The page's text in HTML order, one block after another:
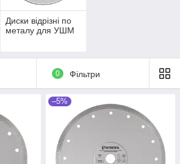
Диски відрізні по
металу для УШМ
0 Фільтри
–5%